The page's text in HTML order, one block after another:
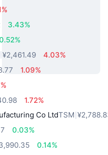
3.43%
¥2,461.49
4.03%
1.09%
1.72%
Co LtdTSM
0.03%
0.14%